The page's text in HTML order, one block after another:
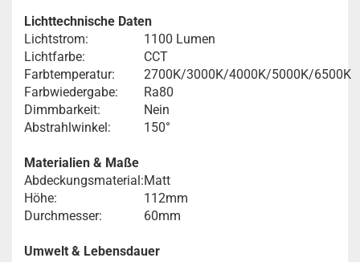
Lichttechnische Daten
Lichtstrom:
1100 Lumen
Lichtfarbe:
CCT
Farbtemperatur:
2700K/3000K/4000K/5000K/6500K
Farbwiedergabe:
Ra80
Dimmbarkeit:
Nein
Abstrahlwinkel:
150°
Materialien & Maße
Abdeckungsmaterial:Matt
Höhe:
112mm
Durchmesser:
60mm
Umwelt & Lebensdauer